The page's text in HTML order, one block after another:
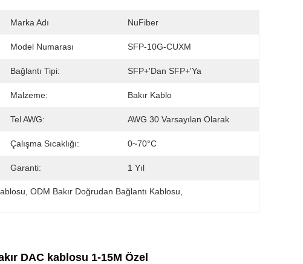
Marka Adı NuFiber
Model Numarası SFP-10G-CUXM
Bağlantı Tipi: SFP+'dan SFP+'ya
Malzeme: Bakır Kablo
Tel AWG: AWG 30 Varsayılan Olarak
Çalışma Sıcaklığı: 0~70°C
Garanti: 1 Yıl
, ODM Bakır Doğrudan Bağlantı Kablosu
DAC kablosu 1-15M Özel